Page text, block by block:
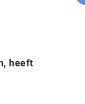
heeft